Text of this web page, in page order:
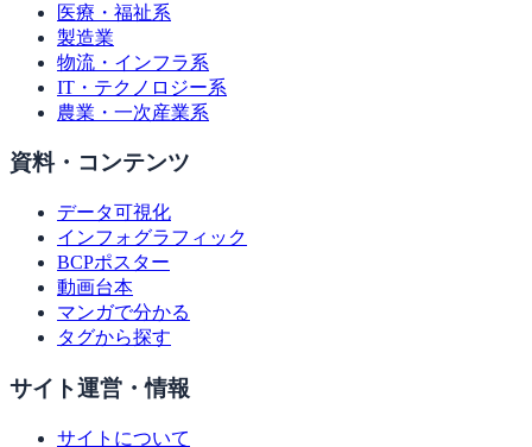
医療・福祉系
製造業
物流・インフラ系
IT・テクノロジー系
農業・一次産業系
資料・コンテンツ
データ可視化
インフォグラフィック
BCPポスター
動画台本
マンガで分かる
タグから探す
サイト運営・情報
サイトについて